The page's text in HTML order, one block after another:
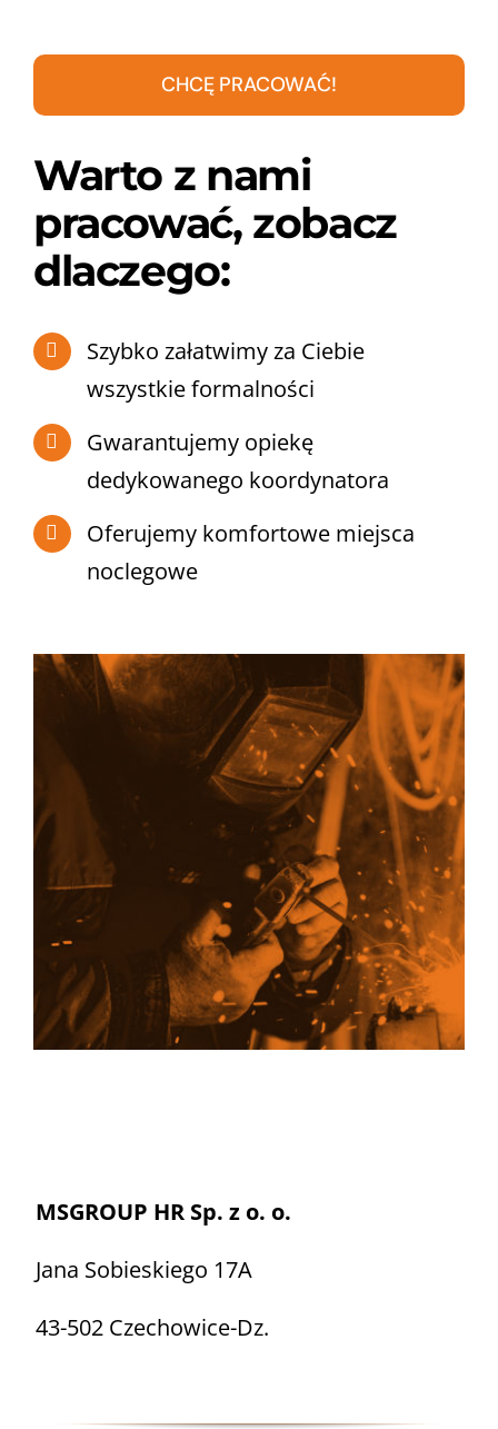
CHCĘ PRACOWAĆ!
Warto z nami
pracować, zobacz
dlaczego:
Szybko załatwimy za Ciebie
wszystkie formalności
Gwarantujemy opiekę
dedykowanego koordynatora
Oferujemy komfortowe miejsca
noclegowe
MSGROUP HR Sp. z o. o.
Jana Sobieskiego 17A
43-502 Czechowice-Dz.